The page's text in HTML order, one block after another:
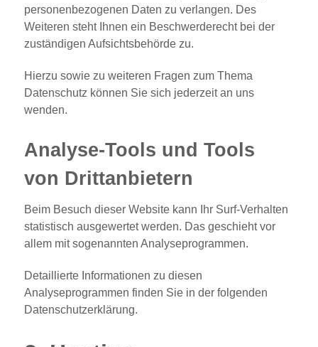
personenbezogenen Daten zu verlangen. Des
Weiteren steht Ihnen ein Beschwerderecht bei der
zuständigen Aufsichtsbehörde zu.
Hierzu sowie zu weiteren Fragen zum Thema
Datenschutz können Sie sich jederzeit an uns
wenden.
Analyse-Tools und Tools
von Dritt­anbietern
Beim Besuch dieser Website kann Ihr Surf-Verhalten
statistisch ausgewertet werden. Das geschieht vor
allem mit sogenannten Analyseprogrammen.
Detaillierte Informationen zu diesen
Analyseprogrammen finden Sie in der folgenden
Datenschutzerklärung.